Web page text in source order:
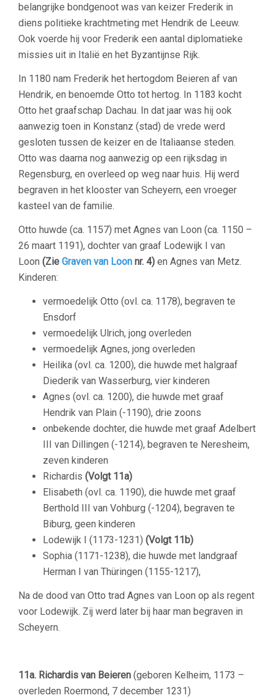
belangrijke bondgenoot was van keizer Frederik in
diens politieke krachtmeting met Hendrik de Leeuw.
Ook voerde hij voor Frederik een aantal diplomatieke
missies uit in Italië en het Byzantijnse Rijk.
In 1180 nam Frederik het hertogdom Beieren af van
Hendrik, en benoemde Otto tot hertog. In 1183 kocht
Otto het graafschap Dachau. In dat jaar was hij ook
aanwezig toen in Konstanz (stad) de vrede werd
gesloten tussen de keizer en de Italiaanse steden.
Otto was daarna nog aanwezig op een rijksdag in
Regensburg, en overleed op weg naar huis. Hij werd
begraven in het klooster van Scheyern, een vroeger
kasteel van de familie.
Otto huwde (ca. 1157) met Agnes van Loon (ca. 1150 –
26 maart 1191), dochter van graaf Lodewijk I van
Loon (Zie Graven van Loon nr. 4) en Agnes van Metz.
Kinderen:
vermoedelijk Otto (ovl. ca. 1178), begraven te
Ensdorf
vermoedelijk Ulrich, jong overleden
vermoedelijk Agnes, jong overleden
Heilika (ovl. ca. 1200), die huwde met halgraaf
Diederik van Wasserburg, vier kinderen
Agnes (ovl. ca. 1200), die huwde met graaf
Hendrik van Plain (-1190), drie zoons
onbekende dochter, die huwde met graaf Adelbert
III van Dillingen (-1214), begraven te Neresheim,
zeven kinderen
Richardis (Volgt 11a)
Elisabeth (ovl. ca. 1190), die huwde met graaf
Berthold III van Vohburg (-1204), begraven te
Biburg, geen kinderen
Lodewijk I (1173-1231) (Volgt 11b)
Sophia (1171-1238), die huwde met landgraaf
Herman I van Thüringen (1155-1217),
Na de dood van Otto trad Agnes van Loon op als regent
voor Lodewijk. Zij werd later bij haar man begraven in
Scheyern.
11a. Richardis van Beieren (geboren Kelheim, 1173 –
overleden Roermond, 7 december 1231)